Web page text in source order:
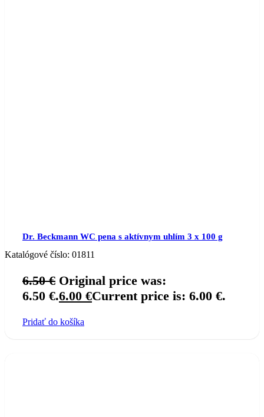
Dr. Beckmann WC pena s aktívnym uhlím 3 x 100 g
Katalógové číslo: 01811
6.50€ Original price was:
6.50 €.6.00 €Current price is: 6.00 €.
Pridať do košíka